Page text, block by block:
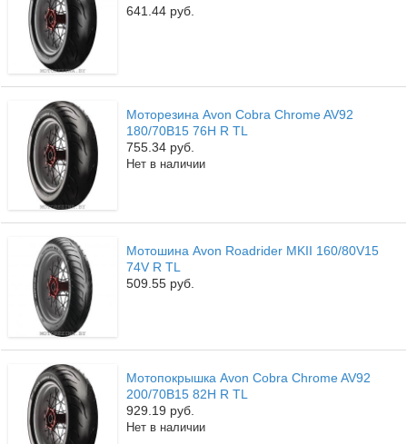
641.44 руб.
Моторезина Avon Cobra Chrome AV92
180/70B15 76H R TL
755.34 руб.
Нет в наличии
Мотошина Avon Roadrider MKII 160/80V15
74V R TL
509.55 руб.
Мотопокрышка Avon Cobra Chrome AV92
200/70B15 82H R TL
929.19 руб.
Нет в наличии